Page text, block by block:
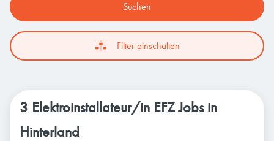
Suchen
Filter einschalten
3 Elektroinstallateur/in EFZ Jobs in
Hinterland